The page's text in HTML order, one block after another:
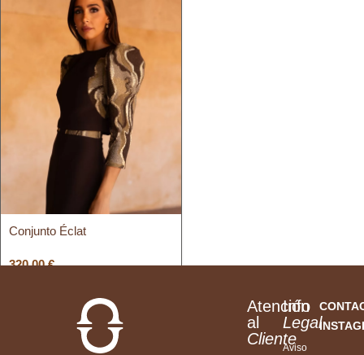
Conjunto Éclat
320,00€
Atención
al
Cliente
Info
Legal
Aviso